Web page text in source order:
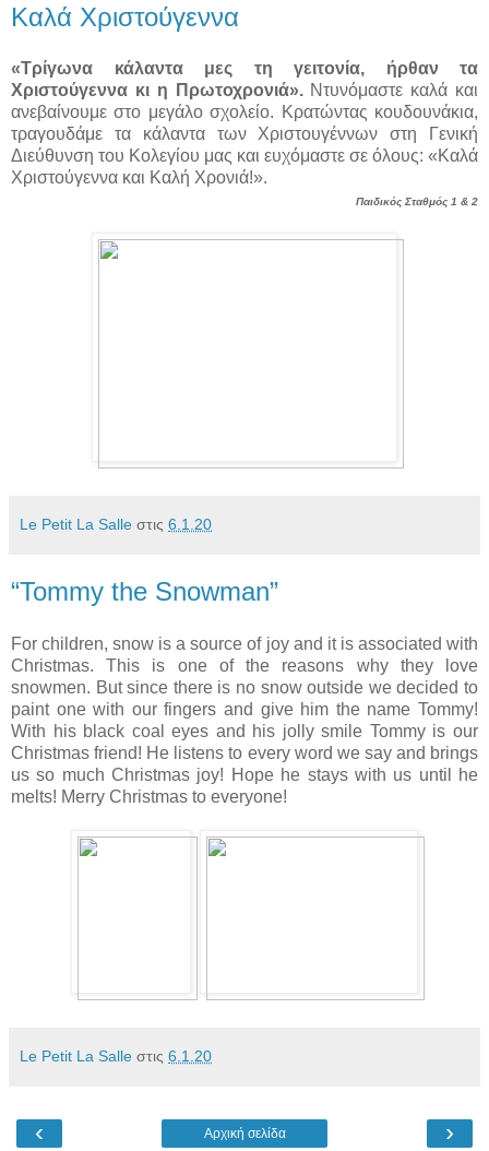
Καλά Χριστούγεννα
«Τρίγωνα κάλαντα μες τη γειτονία, ήρθαν τα
Χριστούγεννα κι η Πρωτοχρονιά».Ντυνόμαστε καλά και
ανεβαίνουμε στο μεγάλο σχολείο. Κρατώντας κουδουνάκια,
τραγουδάμε τα κάλαντα των Χριστουγέννων στη Γενική
Διεύθυνση του Κολεγίου μας και ευχόμαστε σε όλους: «Καλά
Χριστούγεννα και Καλή Χρονιά!».
Παιδικός Σταθμός 1 & 2
Le Petit La Salle στις 6.1.20
“Tommy the Snowman”
For children, snow is a source of joy and it is associated with
Christmas. This is one of the reasons why they love
snowmen. But since there is no snow outside we decided to
paint one with our fingers and give him the name Tommy!
With his black coal eyes and his jolly smile Tommy is our
Christmas friend! He listens to every word we say and brings
us so much Christmas joy! Hope he stays with us until he
melts! Merry Christmas to everyone!
Le Petit La Salle στις 6.1.20
‹ ›
Αρχική σελίδα